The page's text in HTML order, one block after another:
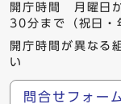
開庁時間 月曜日
30分まで（祝日・
開庁時間が異なる
い
問合せフォーム